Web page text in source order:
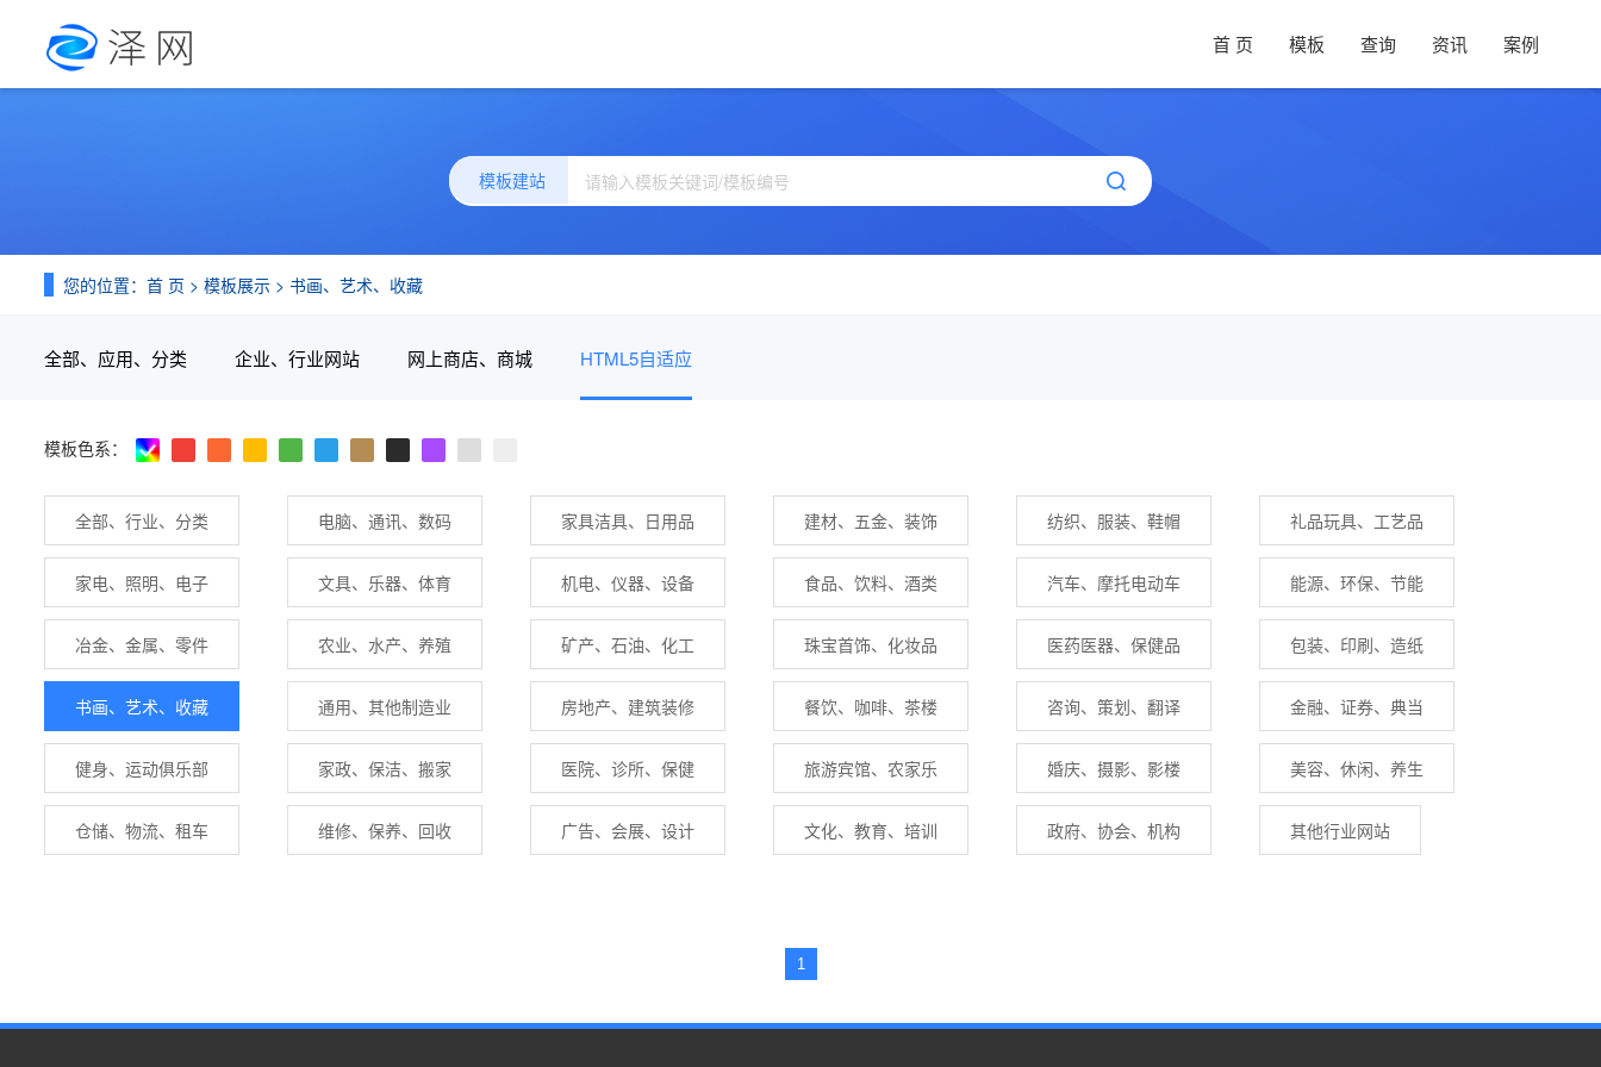
首 页 模板 查询 资讯 案例
模板建站
您的位置： 首 页 > 模板展示 > 书画、艺术、收藏
全部、应用、分类 企业、行业网站 网上商店、商城 HTML5自适应
模板色系：
全部、行业、分类 电脑、通讯、数码 家具洁具、日用品 建材、五金、装饰 纺织、服装、鞋帽 礼品玩具、工艺品
家电、照明、电子 文具、乐器、体育 机电、仪器、设备 食品、饮料、酒类 汽车、摩托电动车 能源、环保、节能
冶金、金属、零件 农业、水产、养殖 矿产、石油、化工 珠宝首饰、化妆品 医药医器、保健品 包装、印刷、造纸
书画、艺术、收藏 通用、其他制造业 房地产、建筑装修 餐饮、咖啡、茶楼 咨询、策划、翻译 金融、证券、典当
健身、运动俱乐部 家政、保洁、搬家 医院、诊所、保健 旅游宾馆、农家乐 婚庆、摄影、影楼 美容、休闲、养生
仓储、物流、租车 维修、保养、回收 广告、会展、设计 文化、教育、培训 政府、协会、机构 其他行业网站
1